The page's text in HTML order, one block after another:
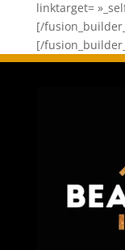
linktarget=
[/
[/